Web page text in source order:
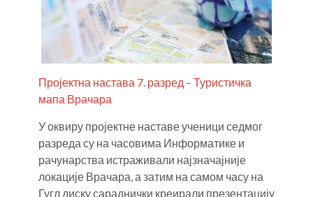
Пројектна настава 7. разред – Туристичка
мапа Врачара
У оквиру пројектне наставе ученици седмог
разреда су на часовима Информатике и
рачунарства истраживали најзначајније
локације Врачара, а затим на самом часу на
Гугл диску сараднички креирали презентацију